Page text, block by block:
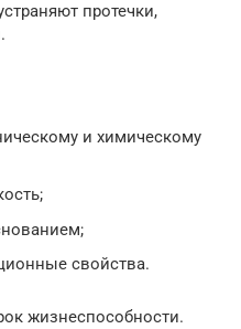
протечки,
и химическому
свойства.
жизнеспособности.